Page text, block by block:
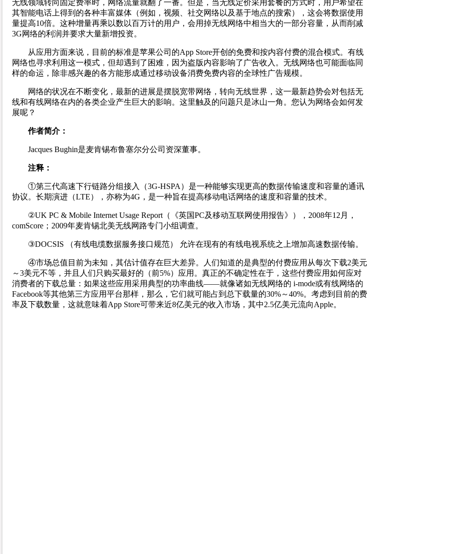
无线领域转向固定费率时，网络流量就翻了一番。但是，当无线定价采用套餐的方式时，用户希望在
其智能电话上得到的各种丰富媒体（例如，视频、社交网络以及基于地点的搜索），这会将数据使用
量提高10倍。这种增量再乘以数以百万计的用户，会用掉无线网络中相当大的一部分容量，从而削减
3G网络的利润并要求大量新增投资。
从应用方面来说，目前的标准是苹果公司的App Store开创的免费和按内容付费的混合模式。有线
网络也寻求利用这一模式，但却遇到了困难，因为盗版内容影响了广告收入。无线网络也可能面临同
样的命运，除非感兴趣的各方能形成通过移动设备消费免费内容的全球性广告规模。
网络的状况在不断变化，最新的进展是摆脱宽带网络，转向无线世界，这一最新趋势会对包括无
线和有线网络在内的各类企业产生巨大的影响。这里触及的问题只是冰山一角。您认为网络会如何发
展呢？
作者简介：
Jacques Bughin是麦肯锡布鲁塞尔分公司资深董事。
注释：
①第三代高速下行链路分组接入（3G-HSPA）是一种能够实现更高的数据传输速度和容量的通讯
协议。长期演进（LTE），亦称为4G，是一种旨在提高移动电话网络的速度和容量的技术。
②UK PC & Mobile Internet Usage Report（《英国PC及移动互联网使用报告》），2008年12月，
comScore；2009年麦肯锡北美无线网路专门小组调查。
③DOCSIS （有线电缆数据服务接口规范） 允许在现有的有线电视系统之上增加高速数据传输。
④市场总值目前为未知，其估计值存在巨大差异。人们知道的是典型的付费应用从每次下载2美元
～3美元不等，并且人们只购买最好的（前5%）应用。真正的不确定性在于，这些付费应用如何应对
消费者的下载总量：如果这些应用采用典型的功率曲线——就像诸如无线网络的 i-mode或有线网络的
Facebook等其他第三方应用平台那样，那么，它们就可能占到总下载量的30%～40%。考虑到目前的费
率及下载数量，这就意味着App Store可带来近8亿美元的收入市场，其中2.5亿美元流向Apple。